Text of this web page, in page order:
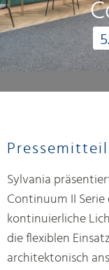
Sylvania
Continuum II
kontinuierliche
die flexiblen
architektonisch